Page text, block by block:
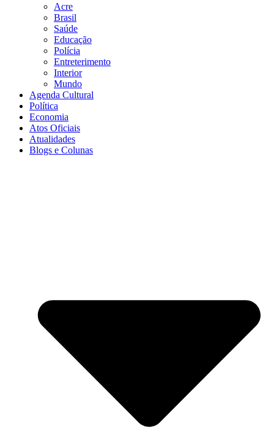
Acre
Brasil
Saúde
Educação
Polícia
Entreterimento
Interior
Mundo
Agenda Cultural
Política
Economia
Atos Oficiais
Atualidades
Blogs e Colunas